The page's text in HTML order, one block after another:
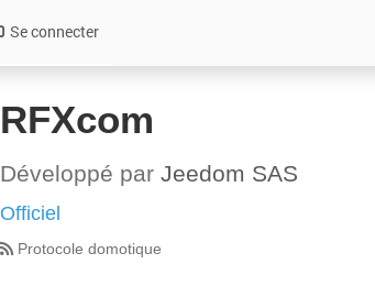
Se connecter
RFXcom
Développé par Jeedom SAS
Officiel
Protocole domotique